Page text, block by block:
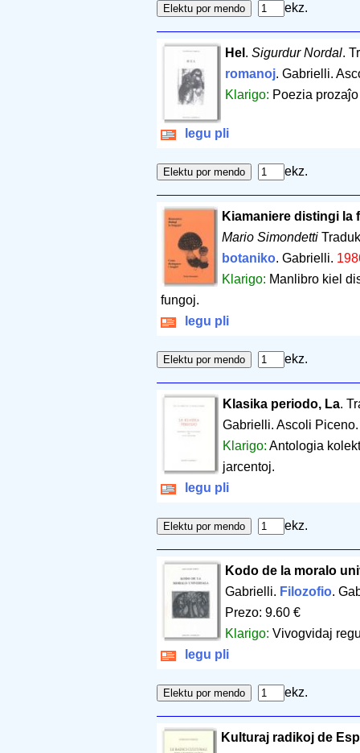
ekz.
Hel . Sigurdur Nordal.
romanoj. Gabrielli.
Klarigo: Poezia
legu pli
ekz.
Kiamaniere distingi
Mario Simondetti
botaniko. Gabrielli.
Klarigo: Manlibro kiel
fungoj.
legu pli
ekz.
Klasika periodo, La.
Gabrielli. Ascoli
Klarigo: Antologia
jarcentoj.
legu pli
ekz.
Kodo de la moralo
Gabrielli. Filozofio.
Prezo: 9.60 €
Klarigo: Vivogvidaj
legu pli
ekz.
Kulturaj radikoj de